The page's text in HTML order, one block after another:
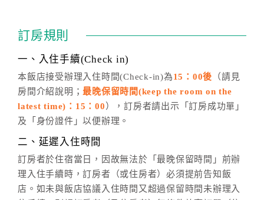
話方式異動訂單。
※非客服時間之申辦異動，皆為次日計算及辦理。
五、客服時間
週一至週日，上午9:00～晚上6:00
六、聯絡方式
(07)9682715 。
訂房規則
一、入住手續(Check in)
本飯店接受辦理入住時間(Check-in)為15：00後 （請見
房間介紹說明；最晚保留時間(keep the room on the
latest time)：15：00 ），訂房者請出示「訂房成功單」
及「身份證件」以便辦理。
二、延遲入住時間
訂房者於住宿當日，因故無法於「最晚保留時間」前辦
理入住手續時，訂房者（或住房者）必須提前告知飯
店。如未與飯店協議入住時間又超過保留時間未辦理入